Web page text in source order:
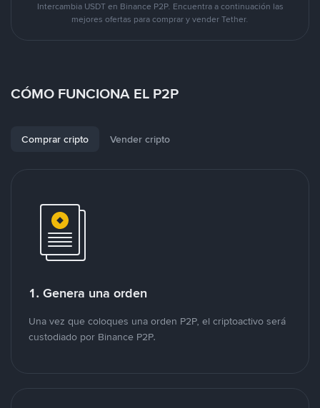
Intercambia USDT en Binance P2P. Encuentra a continuación las
mejores ofertas para comprar y vender Tether.
CÓMO FUNCIONA EL P2P
Comprar cripto Vender cripto
1. Genera una orden
Una vez que coloques una orden P2P, el criptoactivo será
custodiado por Binance P2P.